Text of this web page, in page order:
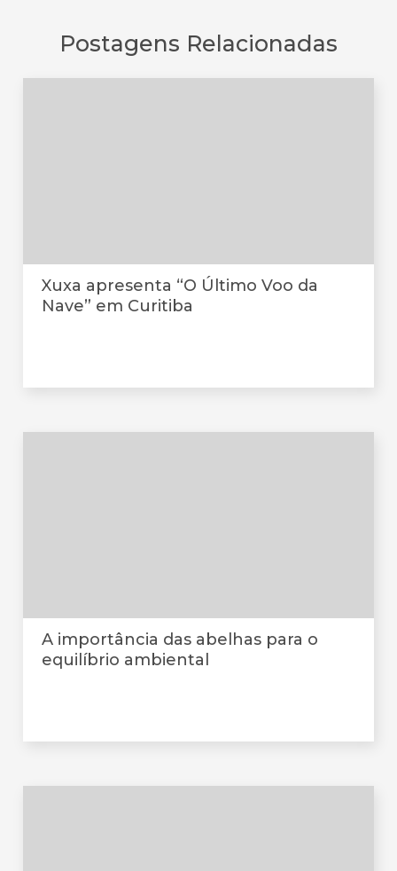
Postagens Relacionadas
Xuxa apresenta “O Último Voo da
Nave” em Curitiba
A importância das abelhas para o
equilíbrio ambiental